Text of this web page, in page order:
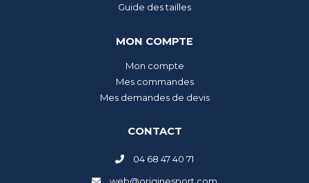
Guide des tailles
MON COMPTE
Mon compte
Mes commandes
Mes demandes de devis
CONTACT
04 68 47 40 71